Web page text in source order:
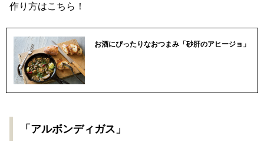
作り方はこちら！
お酒にぴったりなおつまみ「砂肝のアヒージョ」
「アルボンディガス」